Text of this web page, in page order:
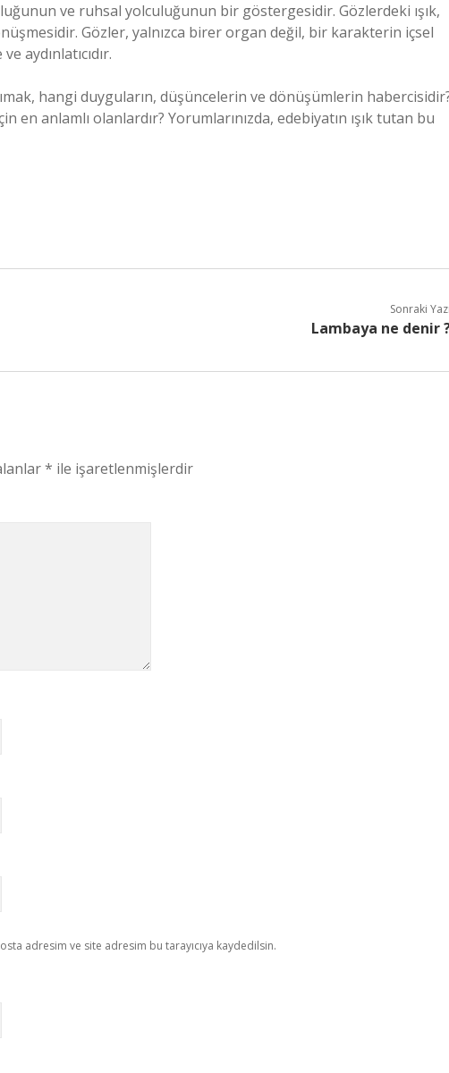
ve ruhsal yolculuğunun bir göstergesidir. Gözlerdeki ışık,
Gözler, yalnızca birer organ değil, bir karakterin içsel
aydınlatıcıdır.
hangi duyguların, düşüncelerin ve dönüşümlerin
en anlamlı olanlardır? Yorumlarınızda, edebiyatın ışık tutan bu
Sonraki
Lambaya ne denir
* ile işaretlenmişlerdir
adresim ve site adresim bu tarayıcıya kaydedilsin.